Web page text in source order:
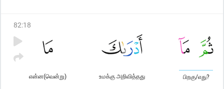
82:18
பிறகு/எது?
உமக்கு அறிவித்தது
என்ன(வென்று)